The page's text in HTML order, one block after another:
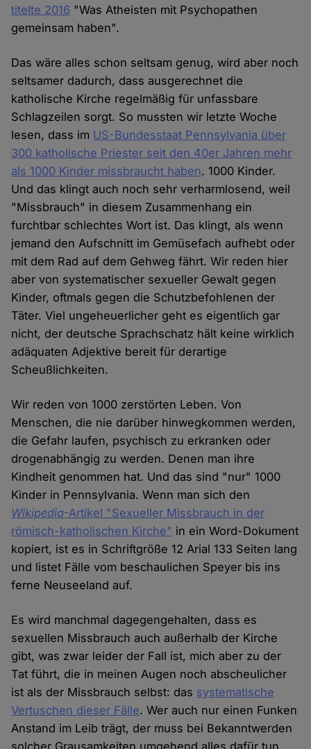
titelte 2016 "Was Atheisten mit Psychopathen
gemeinsam haben".
Das wäre alles schon seltsam genug, wird aber noch
seltsamer dadurch, dass ausgerechnet die
katholische Kirche regelmäßig für unfassbare
Schlagzeilen sorgt. So mussten wir letzte Woche
lesen, dass im US-Bundesstaat Pennsylvania über
300 katholische Priester seit den 40er Jahren mehr
als 1000 Kinder missbraucht haben. 1000 Kinder.
Und das klingt auch noch sehr verharmlosend, weil
"Missbrauch" in diesem Zusammenhang ein
furchtbar schlechtes Wort ist. Das klingt, als wenn
jemand den Aufschnitt im Gemüsefach aufhebt oder
mit dem Rad auf dem Gehweg fährt. Wir reden hier
aber von systematischer sexueller Gewalt gegen
Kinder, oftmals gegen die Schutzbefohlenen der
Täter. Viel ungeheuerlicher geht es eigentlich gar
nicht, der deutsche Sprachschatz hält keine wirklich
adäquaten Adjektive bereit für derartige
Scheußlichkeiten.
Wir reden von 1000 zerstörten Leben. Von
Menschen, die nie darüber hinwegkommen werden,
die Gefahr laufen, psychisch zu erkranken oder
drogenabhängig zu werden. Denen man ihre
Kindheit genommen hat. Und das sind "nur" 1000
Kinder in Pennsylvania. Wenn man sich den
Wikipedia-Artikel "Sexueller Missbrauch in der
römisch-katholischen Kirche" in ein Word-Dokument
kopiert, ist es in Schriftgröße 12 Arial 133 Seiten lang
und listet Fälle vom beschaulichen Speyer bis ins
ferne Neuseeland auf.
Es wird manchmal dagegengehalten, dass es
sexuellen Missbrauch auch außerhalb der Kirche
gibt, was zwar leider der Fall ist, mich aber zu der
Tat führt, die in meinen Augen noch abscheulicher
ist als der Missbrauch selbst: das systematische
Vertuschen dieser Fälle. Wer auch nur einen Funken
Anstand im Leib trägt, der muss bei Bekanntwerden